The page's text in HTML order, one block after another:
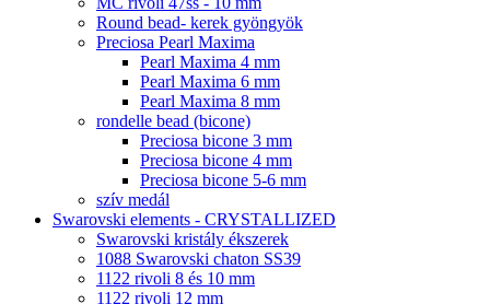
Round bead- kerek gyöngyök
Preciosa Pearl Maxima
Pearl Maxima 4 mm
Pearl Maxima 6 mm
Pearl Maxima 8 mm
rondelle bead (bicone)
Preciosa bicone 3 mm
Preciosa bicone 4 mm
Preciosa bicone 5-6 mm
szív medál
Swarovski elements - CRYSTALLIZED
Swarovski kristály ékszerek
1088 Swarovski chaton SS39
1122 rivoli 8 és 10 mm
1122 rivoli 12 mm